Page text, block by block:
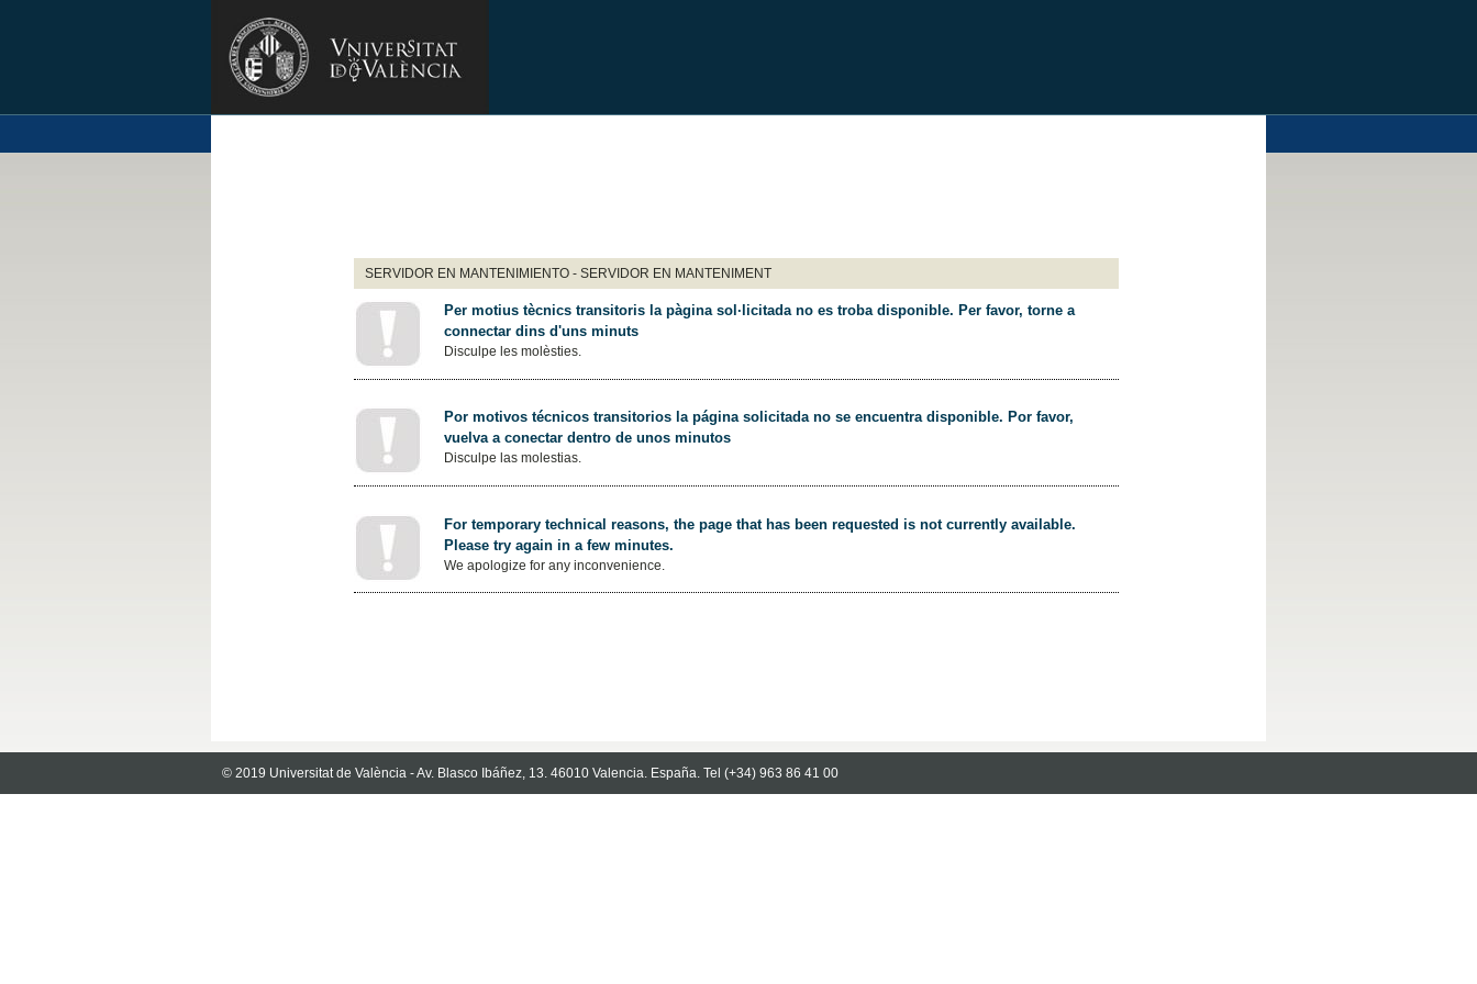
SERVIDOR EN MANTENIMIENTO - SERVIDOR EN MANTENIMENT
Per motius tècnics transitoris la pàgina sol·licitada no es troba disponible. Per favor, torne a
connectar dins d'uns minuts
Disculpe les molèsties.
Por motivos técnicos transitorios la página solicitada no se encuentra disponible. Por favor,
vuelva a conectar dentro de unos minutos
Disculpe las molestias.
For temporary technical reasons, the page that has been requested is not currently available.
Please try again in a few minutes.
We apologize for any inconvenience.
© 2019 Universitat de València - Av. Blasco Ibáñez, 13. 46010 Valencia. España. Tel (+34) 963 86 41 00